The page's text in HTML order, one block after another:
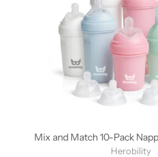
Mix and Match 10-Pack
Herobility